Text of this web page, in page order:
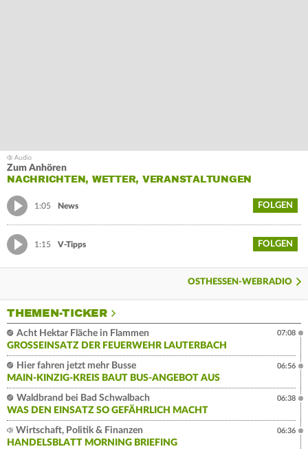
Zum Anhören
NACHRICHTEN, WETTER, VERANSTALTUNGEN
1:05 News FOLGEN
1:15 V-Tipps FOLGEN
OSTHESSEN-WEBRADIO
THEMEN-TICKER
Acht Hektar Fläche in Flammen
GROSSEINSATZ DER FEUERWEHR LAUTERBACH
07:08
Hier fahren jetzt mehr Busse
MAIN-KINZIG-KREIS BAUT BUS-ANGEBOT AUS
06:56
Waldbrand bei Bad Schwalbach
WAS DEN EINSATZ SO GEFÄHRLICH MACHT
06:38
Wirtschaft, Politik & Finanzen
HANDELSBLATT MORNING BRIEFING
06:36